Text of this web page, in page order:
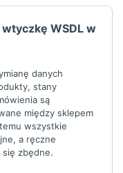
WSDL w
danych
stany
są
między sklepem
wszystkie
a ręczne
zbędne.